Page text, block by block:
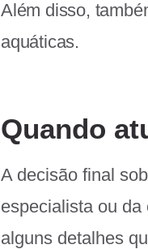
Além disso,
aquáticas.
Quando
A decisão final
especialista ou
alguns detalhes